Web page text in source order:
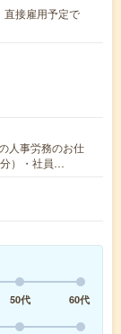
直接雇用予定で
人事労務のお仕
）・社員…
50代
60代